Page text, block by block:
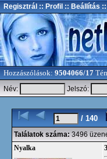
Regisztrál :: Profil :: Beállítás
Hozzászólások: 9504066/17
Név:
Jelszó:
/ 140
Találatok száma: 3496
Nyalka